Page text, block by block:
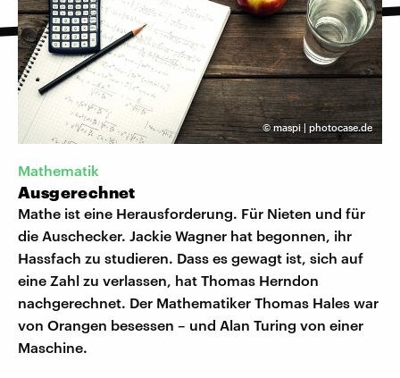
©maspi | photocase.de
Mathematik
Ausgerechnet
Mathe ist eine Herausforderung. Für Nieten und für
die Auschecker. Jackie Wagner hat begonnen, ihr
Hassfach zu studieren. Dass es gewagt ist, sich auf
eine Zahl zu verlassen, hat Thomas Herndon
nachgerechnet. Der Mathematiker Thomas Hales war
von Orangen besessen – und Alan Turing von einer
Maschine.